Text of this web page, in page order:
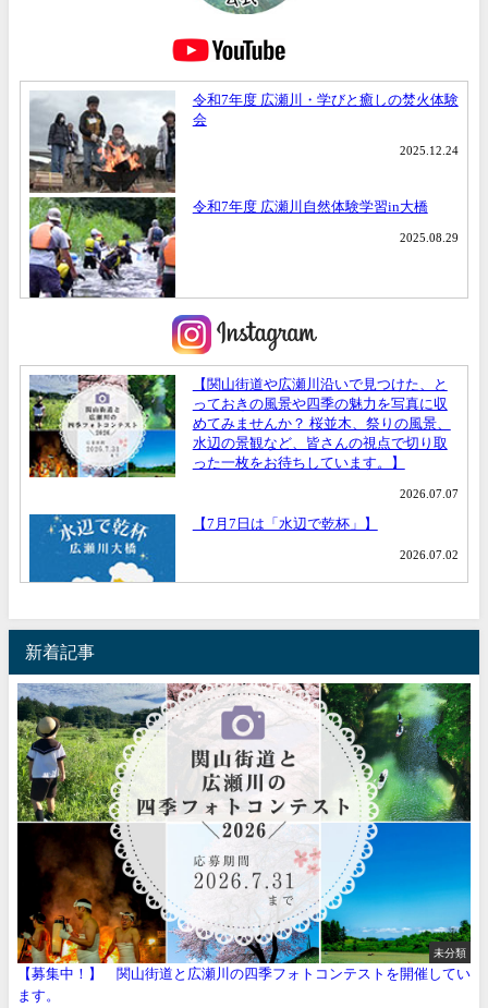
新着記事
未分類
【募集中！】 関山街道と広瀬川の四季フォトコンテストを開催してい
ます。